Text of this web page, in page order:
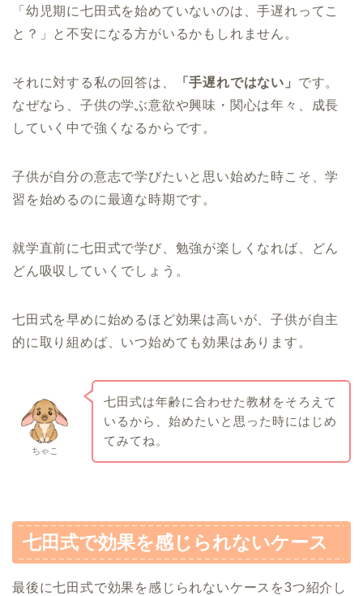
「幼児期に七田式を始めていないのは、手遅れってこ
と？」と不安になる方がいるかもしれません。
それに対する私の回答は、 「手遅れではない」 です。
なぜなら、子供の学ぶ意欲や興味・関心は年々、成長
していく中で強くなるからです。
子供が自分の意志で学びたいと思い始めた時こそ、学
習を始めるのに最適な時期です。
就学直前に七田式で学び、勉強が楽しくなれば、どん
どん吸収していくでしょう。
七田式を早めに始めるほど効果は高いが、子供が自主
的に取り組めば、いつ始めても効果はあります。
ちゃこ
七田式は年齢に合わせた教材をそろえて
いるから、始めたいと思った時にはじめ
てみてね。
七田式で効果を感じられないケース
最後に七田式で効果を感じられないケースを3つ紹介し